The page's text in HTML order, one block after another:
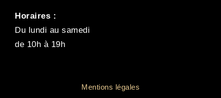
Horaires :
Du lundi au samedi
de 10h à 19h
Mentions légales